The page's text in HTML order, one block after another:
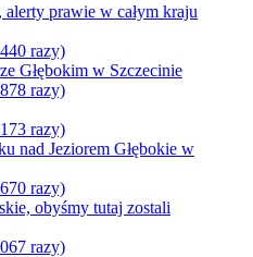
prawie w całym kraju
razy)
Głębokim w Szczecinie
razy)
razy)
nad Jeziorem Głębokie w
razy)
obyśmy tutaj zostali
razy)